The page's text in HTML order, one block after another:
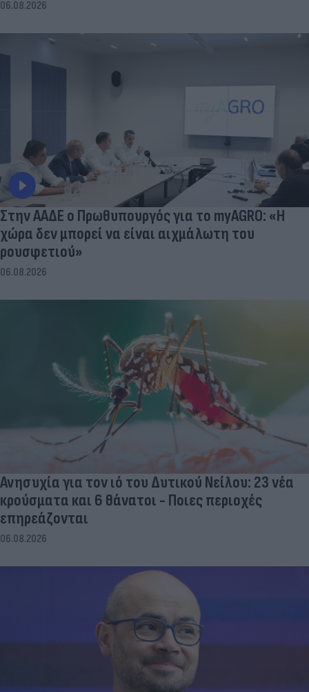
06.08.2026
Στην ΑΑΔΕ ο Πρωθυπουργός για το myAGRO: «Η
χώρα δεν μπορεί να είναι αιχμάλωτη του
ρουσφετιού»
06.08.2026
Ανησυχία για τον ιό του Δυτικού Νείλου: 23 νέα
κρούσματα και 6 θάνατοι - Ποιες περιοχές
επηρεάζονται
06.08.2026